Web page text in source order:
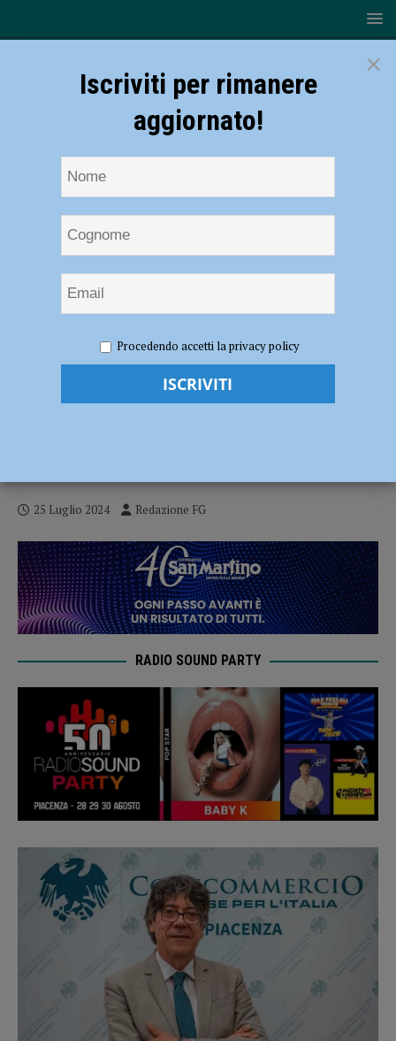
di vicinato, Confcommercio: “Un male per la città, con i prossimi PUG
invertire la rotta”
Sempre meno negozi di vicinato,
25 Luglio 2024 Redazione FG
RADIO SOUND PARTY
×
Iscriviti per rimanere
aggiornato!
Procedendo accetti la privacy policy